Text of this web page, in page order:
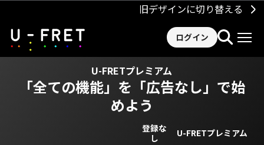
旧デザインに切り替える
ログイン
U-FRETプレミアム
「全ての機能」を 「広告なし」で始
めよう
登録な
し
U-FRETプレミアム